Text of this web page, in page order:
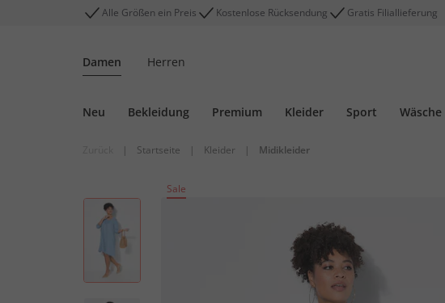
Alle Größen ein Preis Kostenlose Rücksendung Gratis Filiallieferung
Damen Herren
Neu Bekleidung Premium Kleider Sport Wäsche
| Startseite | Kleider | Midikleider
Sale